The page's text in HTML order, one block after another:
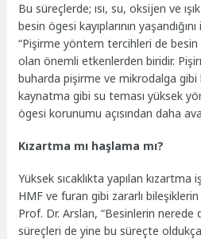
Bu süreçlerde; ısı, su, oksijen ve
besin ögesi kayıplarının
“Pişirme yöntem tercihleri de besin
olan önemli etkenlerden biridir.
buharda pişirme ve mikrodalga
kaynatma gibi su teması yüksek
ögesi korunumu açısından daha
Kızartma mı haşlama mı?
Yüksek sıcaklıkta yapılan
HMF ve furan gibi zararlı
Prof. Dr. Arslan, “Besinlerin nerede
süreçleri de yine bu süreçte